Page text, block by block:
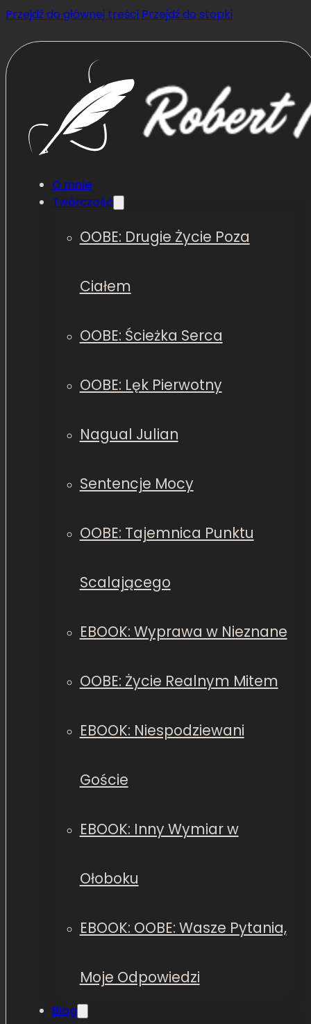
Przejdź do głównej treści Przejdź do stopki
O mnie
Twórczość
OOBE: Drugie Życie Poza
Ciałem
OOBE: Ścieżka Serca
OOBE: Lęk Pierwotny
Nagual Julian
Sentencje Mocy
OOBE: Tajemnica Punktu
Scalającego
EBOOK: Wyprawa w Nieznane
OOBE: Życie Realnym Mitem
EBOOK: Niespodziewani
Goście
EBOOK: Inny Wymiar w
Ołoboku
EBOOK: OOBE: Wasze Pytania,
Moje Odpowiedzi
Blog